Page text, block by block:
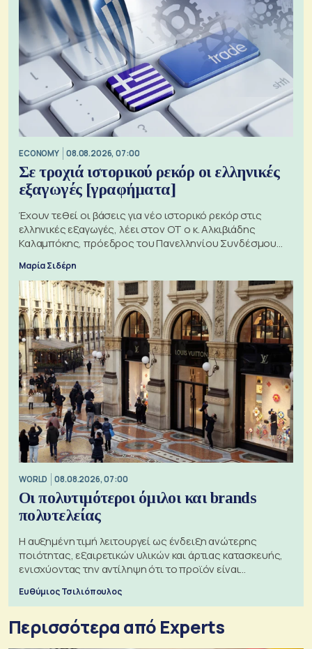
ECONOMY 08.08.2026, 07:00
Σε τροχιά ιστορικού ρεκόρ οι ελληνικές
εξαγωγές [γραφήματα]
Έχουν τεθεί οι βάσεις για νέο ιστορικό ρεκόρ στις
ελληνικές εξαγωγές, λέει στον ΟΤ ο κ. Αλκιβιάδης
Καλαμπόκης, πρόεδρος του Πανελληνίου Συνδέσμου
Μαρία Σιδέρη
WORLD 08.08.2026, 07:00
Οι πολυτιμότεροι όμιλοι και brands
πολυτελείας
Η αυξημένη τιμή λειτουργεί ως ένδειξη ανώτερης
ποιότητας, εξαιρετικών υλικών και άρτιας κατασκευής,
ενισχύοντας την αντίληψη ότι το προϊόν είναι
Ευθύμιος Τσιλιόπουλος
Περισσότερα από Experts